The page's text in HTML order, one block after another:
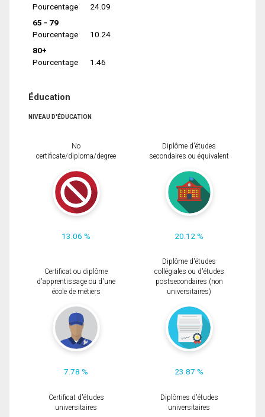
Pourcentage
24.09
65 - 79
Pourcentage
10.24
80+
Pourcentage
1.46
Éducation
NIVEAU D'ÉDUCATION
No
certificate/diploma/degree
13.06 %
Diplôme d'études
secondaires ou équivalent
20.12 %
Certificat ou diplôme
d'apprentissage ou d'une
école de métiers
7.78 %
Diplôme d'études
collégiales ou d'études
postsecondaires (non
universitaires)
23.87 %
Certificat d'études
universitaires
Diplômes d'études
universitaires